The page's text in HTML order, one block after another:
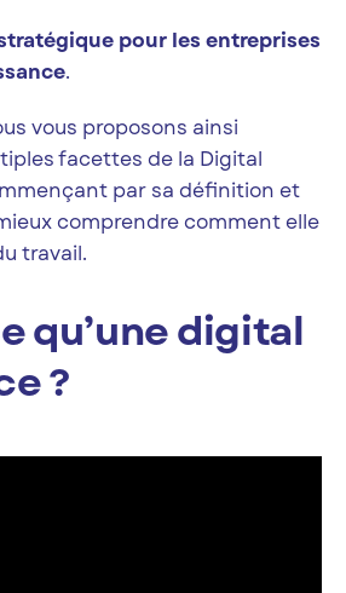
pour les entreprises
.
vous proposons ainsi
facettes de la Digital
par sa définition et
comprendre comment elle
travail.
qu’une digital
?